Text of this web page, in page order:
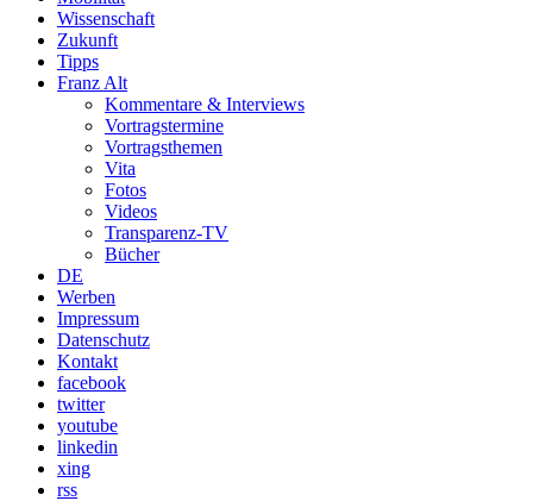
Wissenschaft
Zukunft
Tipps
Franz Alt
Kommentare & Interviews
Vortragstermine
Vortragsthemen
Vita
Fotos
Videos
Transparenz-TV
Bücher
DE
Werben
Impressum
Datenschutz
Kontakt
facebook
twitter
youtube
linkedin
xing
rss